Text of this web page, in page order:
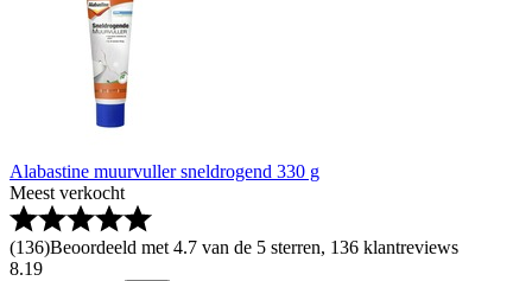
Alabastine muurvuller sneldrogend 330 g
Meest verkocht
(136)Beoordeeld met 4.7 van de 5 sterren, 136 klantreviews
8.19